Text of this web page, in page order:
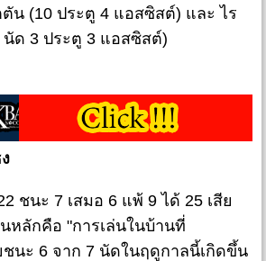
น (10 ประตู 4 แอสซิสต์) และ ไร
นัด 3 ประตู 3 แอสซิสต์)
ชนะ 7 เสมอ 6 แพ้ 9 ได้ 25 เสีย
หลักคือ "การเล่นในบ้านที่
นะ 6 จาก 7 นัดในฤดูกาลนี้เกิดขึ้น